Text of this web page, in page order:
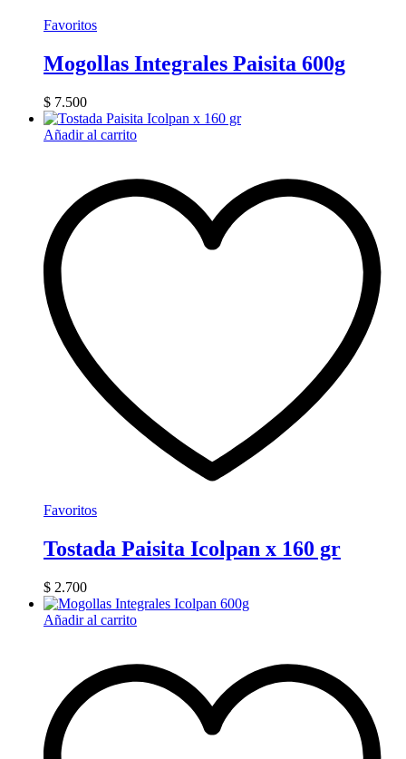
Favoritos
Mogollas Integrales Paisita 600g
$ 7.500
Añadir al carrito
Favoritos
Tostada Paisita Icolpan x 160 gr
$ 2.700
Añadir al carrito